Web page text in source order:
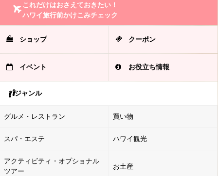
これだけはおさえておきたい！
ハワイ旅行前かけこみチェック
ショップ クーポン
イベント お役立ち情報
ジャンル
グルメ・レストラン 買い物
スパ・エステ ハワイ観光
アクティビティ・オプショナル
ツアー
お土産